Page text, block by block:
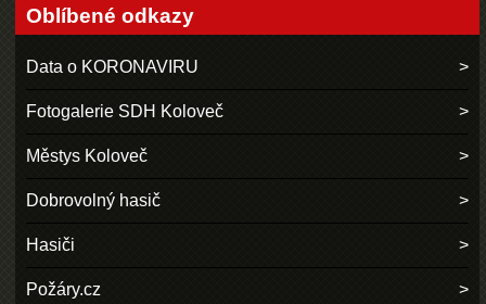
Oblíbené odkazy
Data o KORONAVIRU
Fotogalerie SDH Koloveč
Městys Koloveč
Dobrovolný hasič
Hasiči
Požáry.cz